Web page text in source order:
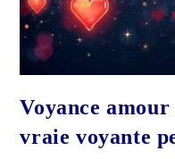
Voyance amour
vraie voyante